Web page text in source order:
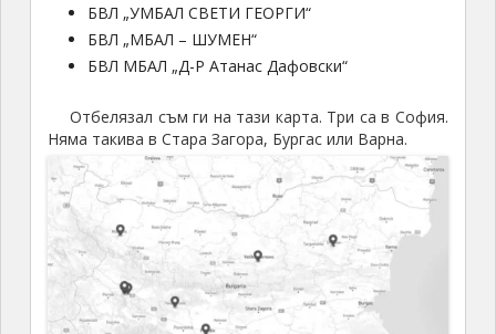
БВЛ „УМБАЛ СВЕТИ ГЕОРГИ“
БВЛ „МБАЛ – ШУМЕН“
БВЛ МБАЛ „Д-Р Атанас Дафовски“
Отбелязал съм ги на тази карта. Три са в София.
Няма такива в Стара Загора, Бургас или Варна.